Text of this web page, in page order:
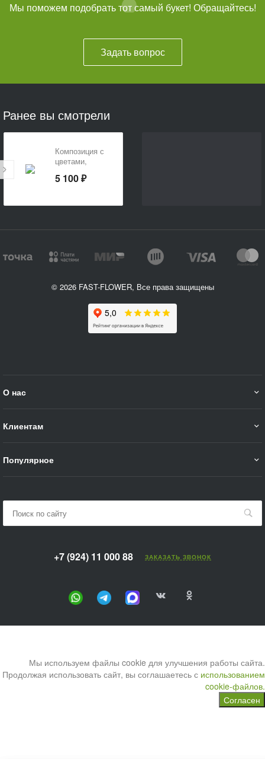
Мы поможем подобрать тот самый букет! Обращайтесь!
Задать вопрос
Ранее вы смотрели
Композиция с
цветами,
конфетами
5 100 ₽
© 2026 FAST-FLOWER, Все права защищены
О нас
Клиентам
Популярное
+7 (924) 11 000 88 ЗАКАЗАТЬ ЗВОНОК
Мы используем файлы cookie для улучшения работы сайта.
Продолжая использовать сайт, вы соглашаетесь с использованием
cookie-файлов.
Согласен